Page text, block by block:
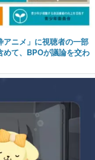
アニメ」に視聴者の一部
て、BPOが議論を交わ